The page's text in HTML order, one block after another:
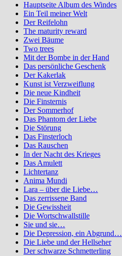
Hauptseite Album des Windes
Ein Teil meiner Welt
Der Reifelohn
The maturity reward
Zwei Bäume
Two trees
Mit der Bombe in der Hand
Das persönliche Geschenk
Der Kakerlak
Kunst ist Verzweiflung
Die neue Kindheit
Die Finsternis
Der Sommerhof
Das Phantom der Liebe
Die Störung
Das Finsterloch
Das Rauschen
In der Nacht des Krieges
Das Amulett
Lichtertanz
Anima Mundi
Lara – über die Liebe…
Das zerrissene Band
Die Gewissheit
Die Wortschwallstille
Sie und sie…
Die Depression, ein Abgrund…
Die Liebe und der Hellseher
Der schwarze Schmetterling